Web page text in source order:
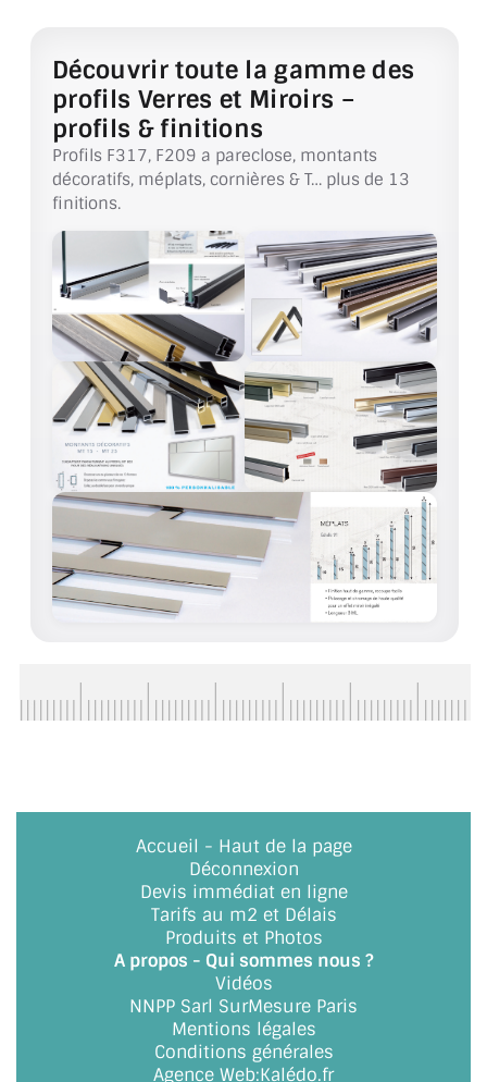
PAROI DE DOUCHE
VERRE FEUILLETÉ
VERRE ANTI-REFLET
VERRE LAQUÉ/CRÉDENCE
VERRE FEUILLETÉ/TREMPÉ
DALLE DE SOL EN VERRE
PORTE EN VERRE
GARDE CORPS EN VERRE
VERRIÈRE TYPE ATELIER
VERRES TEXTURÉS
PLEXIGLAS PMMA
DOUBLE VITRAGE
VITRINE EN VERRE
CONNECTEURS ET ASSEMBLAGE DE VERRES
PLATS ET CORNIÈRES
LES CHARNIÈRES DE PORTE EN VERRE
BOUTONS ET POIGNÉES
Découvrir toute la gamme des
profils Verres et Miroirs –
profils & finitions
Profils F317, F209 a pareclose, montants
décoratifs, méplats, cornières & T… plus de 13
finitions.
Accueil - Haut de la page
Déconnexion
Devis immédiat en ligne
Tarifs au m2 et Délais
Produits et Photos
A propos - Qui sommes nous ?
Vidéos
NNPP Sarl SurMesure Paris
Mentions légales
Conditions générales
Agence Web:Kalédo.fr